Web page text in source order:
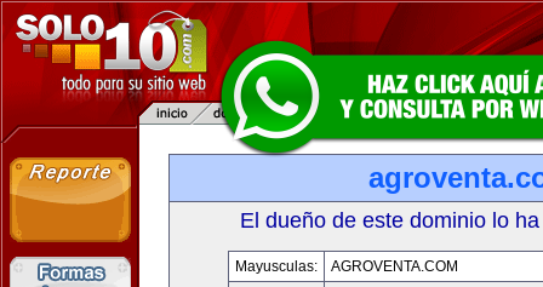
El dueño de este dominio lo
Mayusculas:
AGROVENTA.COM